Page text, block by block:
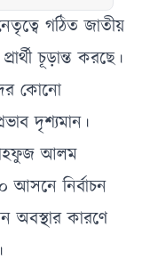
গঠিত জাতীয়
চূড়ান্ত করছে।
কোনো
দৃশ্যমান।
আলম
আসনে নির্বাচন
অবস্থার কারণে